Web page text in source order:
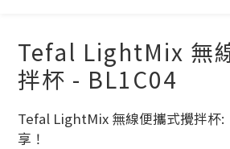
Tefal LightMix 無
拌杯 - BL1C04
Tefal LightMix 無線便攜式攪拌杯:
享！